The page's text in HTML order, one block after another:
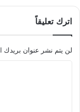
اترك تعليقاً
لن يتم نشر عنوان بريدك